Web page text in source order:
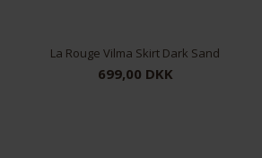
La Rouge Vilma Skirt Dark Sand
699,00 DKK